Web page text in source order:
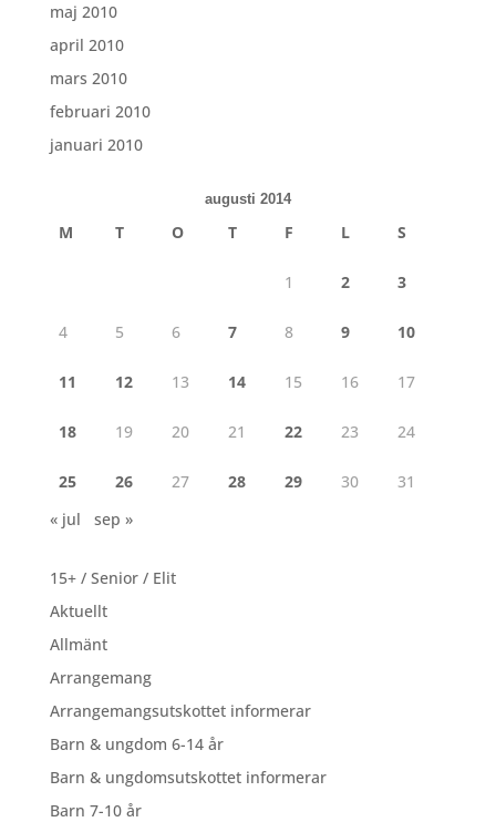
maj 2010
april 2010
mars 2010
februari 2010
januari 2010
augusti 2014
M T O T F L S
1 2 3
4 5 6 7 8 9 10
11 12 13 14 15 16 17
18 19 20 21 22 23 24
25 26 27 28 29 30
31
« jul
sep »
15+ / Senior / Elit
Aktuellt
Allmänt
Arrangemang
Arrangemangsutskottet informerar
Barn & ungdom 6-14 år
Barn & ungdomsutskottet informerar
Barn 7-10 år